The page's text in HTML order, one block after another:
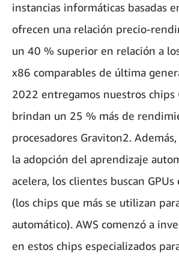
instancias informáticas basadas
ofrecen una relación precio-
un 40 % superior en relación a
x86 comparables de última
2022 entregamos nuestros chips
brindan un 25 % más de
procesadores Graviton2.
la adopción del aprendizaje
acelera, los clientes buscan
(los chips que más se utilizan
automático). AWS comenzó a
en estos chips especializados